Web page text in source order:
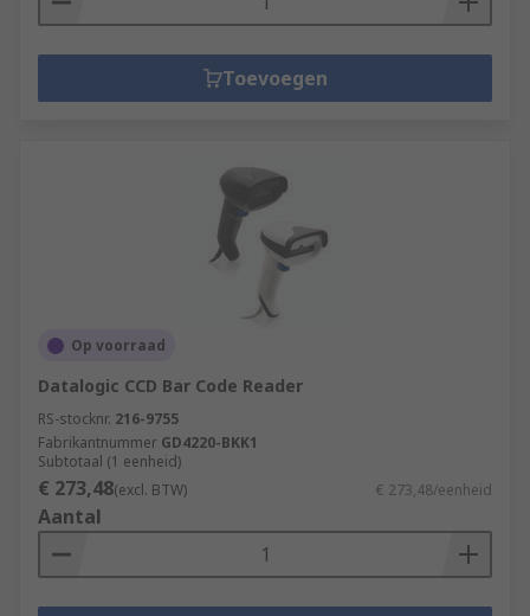
Toevoegen
Op voorraad
Datalogic CCD Bar Code Reader
RS-stocknr. 216-9755
Fabrikantnummer GD4220-BKK1
Subtotaal (1 eenheid)
€ 273,48(excl. BTW) € 273,48/eenheid
Aantal